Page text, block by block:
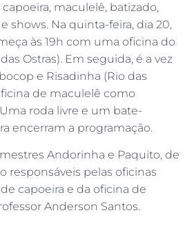
maculelê, batizado,
shows. Na quinta-feira, dia 20,
às 19h com uma oficina do
Ostras). Em seguida, é a vez
e Risadinha (Rio das
de maculelê como
roda livre e um bate-
encerram a programação.
mestres Andorinha e Paquito, de
responsáveis pelas oficinas
capoeira e da oficina de
Anderson Santos.